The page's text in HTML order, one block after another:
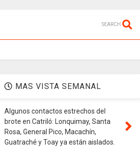
SEARCH
MAS VISTA SEMANAL
Algunos contactos estrechos del
brote en Catriló: Lonquimay, Santa
Rosa, General Pico, Macachín,
Guatraché y Toay ya están aislados.